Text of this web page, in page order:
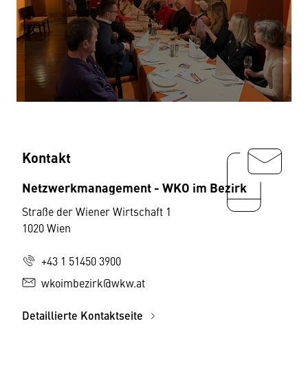
Kontakt
Netzwerkmanagement - WKO im Bezirk
Straße der Wiener Wirtschaft 1
1020 Wien
+43 1 51450 3900
wkoimbezirk@wkw.at
Detaillierte Kontaktseite